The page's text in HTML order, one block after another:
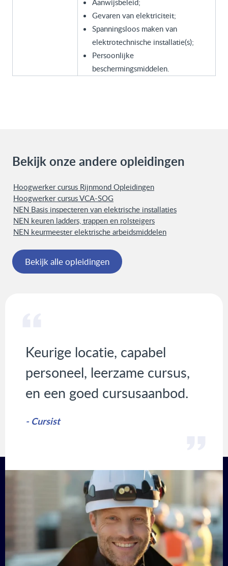
Aanwijsbeleid;
Gevaren van elektriciteit;
Spanningsloos maken van
elektrotechnische installatie(s);
Persoonlijke
beschermingsmiddelen.
Bekijk onze andere opleidingen
Hoogwerker cursus Rijnmond Opleidingen
Hoogwerker cursus VCA-SOG
NEN Basis inspecteren van elektrische installaties
NEN keuren ladders, trappen en rolsteigers
NEN keurmeester elektrische arbeidsmiddelen
Bekijk alle opleidingen
Keurige locatie, capabel
personeel, leerzame cursus,
en een goed cursusaanbod.
- Cursist